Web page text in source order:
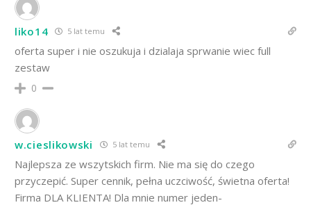
liko14 5 lat temu
oferta super i nie oszukuja i dzialaja sprwanie wiec full
zestaw
0
w.cieslikowski 5 lat temu
Najlepsza ze wszytskich firm. Nie ma się do czego
przyczepić. Super cennik, pełna uczciwość, świetna oferta!
Firma DLA KLIENTA! Dla mnie numer jeden-